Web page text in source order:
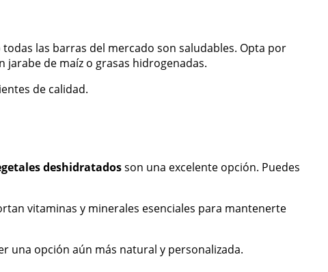
las barras del mercado son saludables. Opta por
de maíz o grasas hidrogenadas.
de calidad.
deshidratadosson una excelente opción. Puedes
vitaminas y minerales esenciales para mantenerte
una opción aún más natural y personalizada.